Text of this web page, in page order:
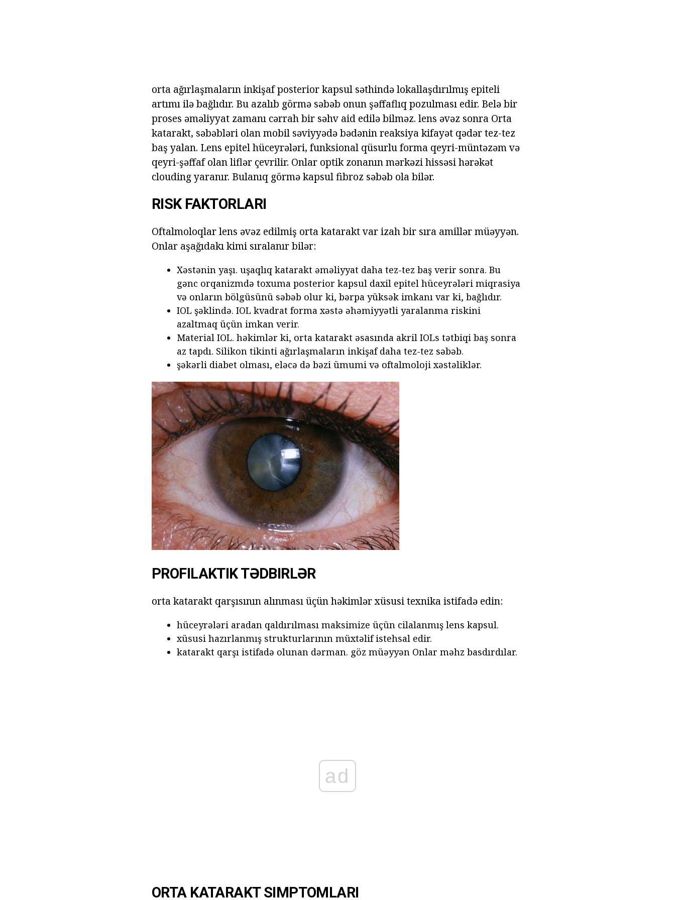
orta ağırlaşmaların inkişaf posterior kapsul səthində lokallaşdırılmış epiteli
artımı ilə bağlıdır. Bu azalıb görmə səbəb onun şəffaflıq pozulması edir. Belə bir
proses əməliyyat zamanı cərrah bir səhv aid edilə bilməz. lens əvəz sonra Orta
katarakt, səbəbləri olan mobil səviyyədə bədənin reaksiya kifayət qədər tez-tez
baş yalan. Lens epitel hüceyrələri, funksional qüsurlu forma qeyri-müntəzəm və
qeyri-şəffaf olan liflər çevrilir. Onlar optik zonanın mərkəzi hissəsi hərəkət
clouding yaranır. Bulanıq görmə kapsul fibroz səbəb ola bilər.
RISK FAKTORLARI
Oftalmoloqlar lens əvəz edilmiş orta katarakt var izah bir sıra amillər müəyyən.
Onlar aşağıdakı kimi sıralanır bilər:
Xəstənin yaşı. uşaqlıq katarakt əməliyyat daha tez-tez baş verir sonra. Bu
gənc orqanizmdə toxuma posterior kapsul daxil epitel hüceyrələri miqrasiya
və onların bölgüsünü səbəb olur ki, bərpa yüksək imkanı var ki, bağlıdır.
IOL şəklində. IOL kvadrat forma xəstə əhəmiyyətli yaralanma riskini
azaltmaq üçün imkan verir.
Material IOL. həkimlər ki, orta katarakt əsasında akril IOLs tətbiqi baş sonra
az tapdı. Silikon tikinti ağırlaşmaların inkişaf daha tez-tez səbəb.
şəkərli diabet olması, eləcə də bəzi ümumi və oftalmoloji xəstəliklər.
PROFILAKTIK TƏDBIRLƏR
orta katarakt qarşısının alınması üçün həkimlər xüsusi texnika istifadə edin:
hüceyrələri aradan qaldırılması maksimize üçün cilalanmış lens kapsul.
xüsusi hazırlanmış strukturlarının müxtəlif istehsal edir.
katarakt qarşı istifadə olunan dərman. göz müəyyən Onlar məhz basdırdılar.
ad
ORTA KATARAKT SIMPTOMLARI